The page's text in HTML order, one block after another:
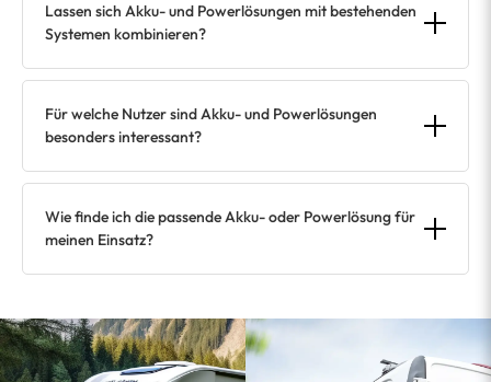
Lassen sich Akku- und Powerlösungen mit bestehenden
Systemen kombinieren?
Für welche Nutzer sind Akku- und Powerlösungen
besonders interessant?
Wie finde ich die passende Akku- oder Powerlösung für
meinen Einsatz?